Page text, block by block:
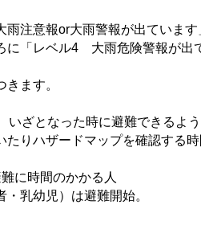
雨注意報or大雨警報が出ています
に「レベル4 大雨危険警報が出
ます。
いざとなった時に避難できるよ
たりハザードマップを確認する
に時間のかかる人
・乳幼児）は避難開始。